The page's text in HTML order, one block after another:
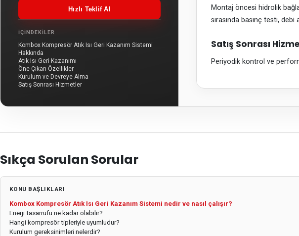
Hızlı Teklif Al
İÇINDEKILER
Kombox Kompresör Atık Isı Geri Kazanım Sistemi
Hakkında
Atık Isı Geri Kazanımı
Öne Çıkan Özellikler
Kurulum ve Devreye Alma
Satış Sonrası Hizmetler
Montaj öncesi hidrolik
sırasında basınç testi,
Satış Sonrası
Periyodik kontrol ve
Sıkça Sorulan Sorular
KONU BAŞLIKLARI
Kombox Kompresör Atık Isı Geri Kazanım Sistemi nedir ve nasıl çalışır?
Enerji tasarrufu ne kadar olabilir?
Hangi kompresör tipleriyle uyumludur?
Kurulum gereksinimleri nelerdir?